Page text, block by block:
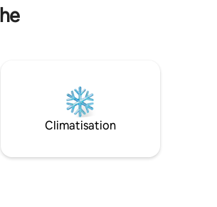
Climatisation